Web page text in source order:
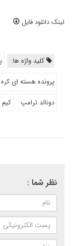
لینک دانلود فایل
کلید واژه ها:
پرونده هسته ای
دونالد ترامپ
نظر شما :